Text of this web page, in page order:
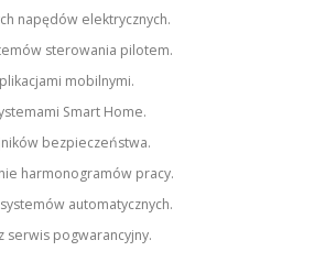
napędów elektrycznych.
sterowania pilotem.
mobilnymi.
Smart Home.
bezpieczeństwa.
harmonogramów pracy.
automatycznych.
serwis pogwarancyjny.